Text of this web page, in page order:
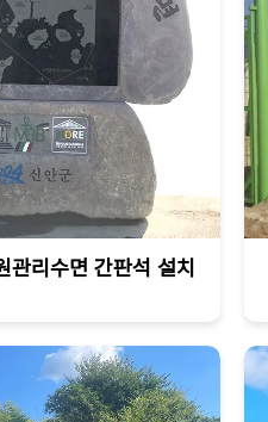
관리수면 간판석 설치